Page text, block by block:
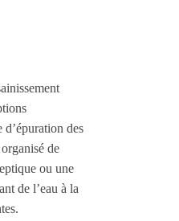
d’épuration des
de
ou une
de l’eau à la